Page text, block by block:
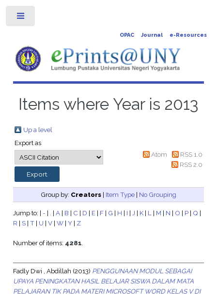
OPAC Journal e-Resources
Items where Year is 2013
Up a level
Export as
Atom
RSS 1.0
RSS 2.0
Group by: Creators | Item Type | No Grouping
Jump to: | - | . | A| B | C | D | E| F| G | H | I | J | K| L| M | N | O | P| Q |
R | S| T| U | V| W| Y| Z
Number of items: 4281.
Fadly Dwi , Abdillah (2013) PENGGUNAAN MODUL SEBAGAI
UPAYA PENINGKATAN HASIL BELAJAR SISWA DALAM MATA
PELAJARAN TIK PADA MATERI MICROSOFT WORD KELAS V DI